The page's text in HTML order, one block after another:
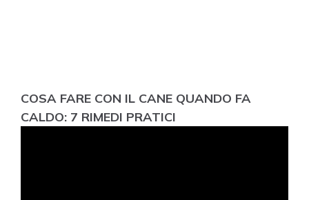
COSA FARE CON IL CANE QUANDO FA
CALDO: 7 RIMEDI PRATICI